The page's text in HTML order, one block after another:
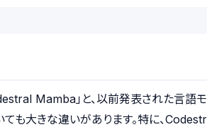
Mamba」と、以前発表された言語
ても大きな違いがあります。特に、